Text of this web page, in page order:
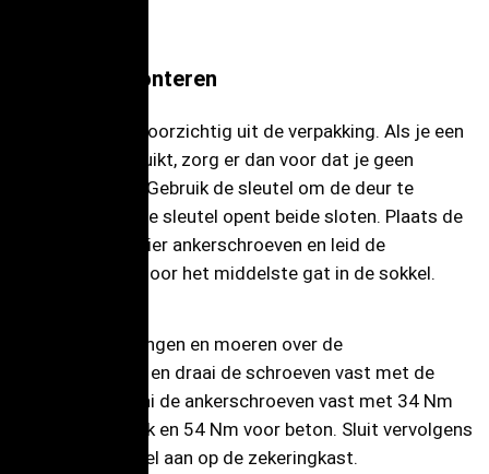
De sokkel monteren
Haal de sokkel voorzichtig uit de verpakking. Als je een
hobbymes gebruikt, zorg er dan voor dat je geen
krassen maakt. Gebruik de sleutel om de deur te
openen; dezelfde sleutel opent beide sloten. Plaats de
sokkel over de vier ankerschroeven en leid de
voedingskabel door het middelste gat in de sokkel.
Plaats de sluitringen en moeren over de
ankerschroeven en draai de schroeven vast met de
dopsleutel. Draai de ankerschroeven vast met 34 Nm
voor metselwerk en 54 Nm voor beton. Sluit vervolgens
de voedingskabel aan op de zekeringkast.